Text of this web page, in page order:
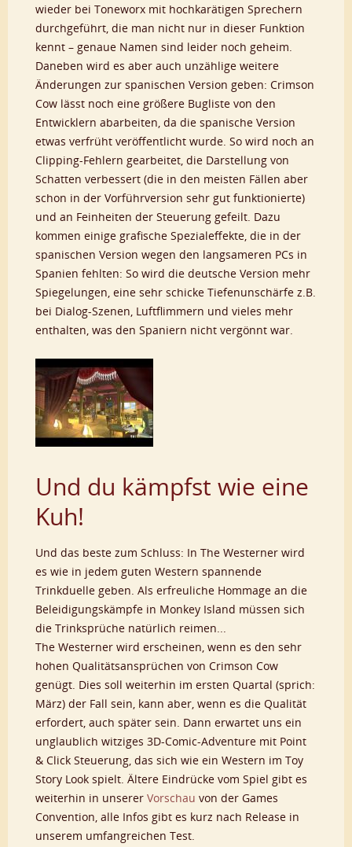
wieder bei Toneworx mit hochkarätigen Sprechern
durchgeführt, die man nicht nur in dieser Funktion
kennt – genaue Namen sind leider noch geheim.
Daneben wird es aber auch unzählige weitere
Änderungen zur spanischen Version geben: Crimson
Cow lässt noch eine größere Bugliste von den
Entwicklern abarbeiten, da die spanische Version
etwas verfrüht veröffentlicht wurde. So wird noch an
Clipping-Fehlern gearbeitet, die Darstellung von
Schatten verbessert (die in den meisten Fällen aber
schon in der Vorführversion sehr gut funktionierte)
und an Feinheiten der Steuerung gefeilt. Dazu
kommen einige grafische Spezialeffekte, die in der
spanischen Version wegen den langsameren PCs in
Spanien fehlten: So wird die deutsche Version mehr
Spiegelungen, eine sehr schicke Tiefenunschärfe z.B.
bei Dialog-Szenen, Luftflimmern und vieles mehr
enthalten, was den Spaniern nicht vergönnt war.
Und du kämpfst wie eine
Kuh!
Und das beste zum Schluss: In The Westerner wird
es wie in jedem guten Western spannende
Trinkduelle geben. Als erfreuliche Hommage an die
Beleidigungskämpfe in Monkey Island müssen sich
die Trinksprüche natürlich reimen...
The Westerner wird erscheinen, wenn es den sehr
hohen Qualitätsansprüchen von Crimson Cow
genügt. Dies soll weiterhin im ersten Quartal (sprich:
März) der Fall sein, kann aber, wenn es die Qualität
erfordert, auch später sein. Dann erwartet uns ein
unglaublich witziges 3D-Comic-Adventure mit Point
& Click Steuerung, das sich wie ein Western im Toy
Story Look spielt. Ältere Eindrücke vom Spiel gibt es
weiterhin in unserer Vorschau von der Games
Convention, alle Infos gibt es kurz nach Release in
unserem umfangreichen Test.